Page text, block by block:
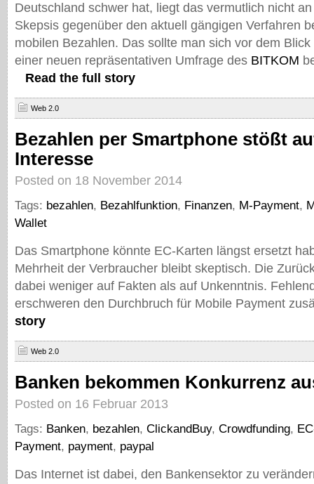
Deutschland schwer hat, liegt das vermutlich nicht
Skepsis gegenüber den aktuell gängigen Verfahren
mobilen Bezahlen. Das sollte man sich vor dem
einer neuen repräsentativen Umfrage des BITKOM
Read the full story
Web 2.0
Bezahlen per Smartphone stößt
Interesse
Posted on 18 November 2014
Tags: bezahlen, Bezahlfunktion, Finanzen, M-Payment,
Wallet
Das Smartphone könnte EC-Karten längst ersetzt
Mehrheit der Verbraucher bleibt skeptisch. Die
dabei weniger auf Fakten als auf Unkenntnis.
erschweren den Durchbruch für Mobile Payment
story
Web 2.0
Banken bekommen Konkurrenz
Posted on 16 Februar 2013
Tags: Banken, bezahlen, ClickandBuy, Crowdfunding,
Payment, payment, paypal
Das Internet ist dabei, den Bankensektor zu